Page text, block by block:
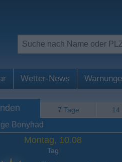
Wetter-News
7 Tage 14
Bonyhad
Montag, 10.08
Tag